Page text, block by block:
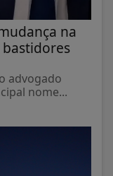
na
advogado
nome...